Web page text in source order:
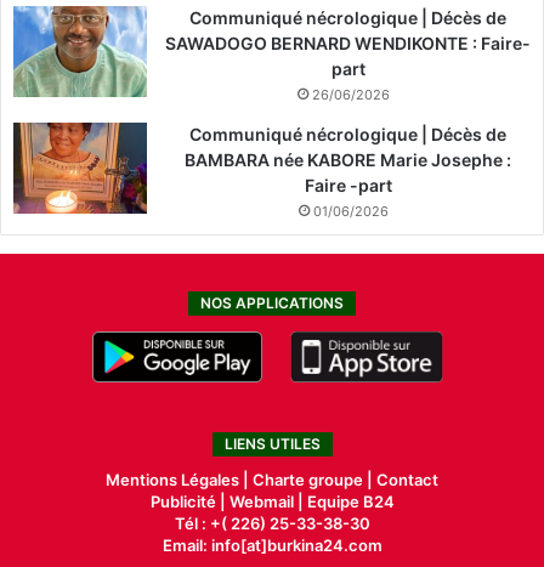
Communiqué nécrologique | Décès de
SAWADOGO BERNARD WENDIKONTE : Faire-
part
26/06/2026
Communiqué nécrologique | Décès de
BAMBARA née KABORE Marie Josephe :
Faire -part
01/06/2026
NOS APPLICATIONS
LIENS UTILES
Mentions Légales | Charte groupe | Contact
Publicité| Webmail |
Equipe B24
Tél : +( 226) 25-33-38-30
Email: info[at]burkina24.com